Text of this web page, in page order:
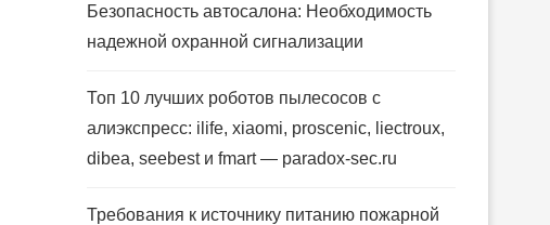
Безопасность автосалона: Необходимость
надежной охранной сигнализации
Топ 10 лучших роботов пылесосов с
алиэкспресс: ilife, xiaomi, proscenic, liectroux,
dibea, seebest и fmart — paradox-sec.ru
Требования к источнику питанию пожарной